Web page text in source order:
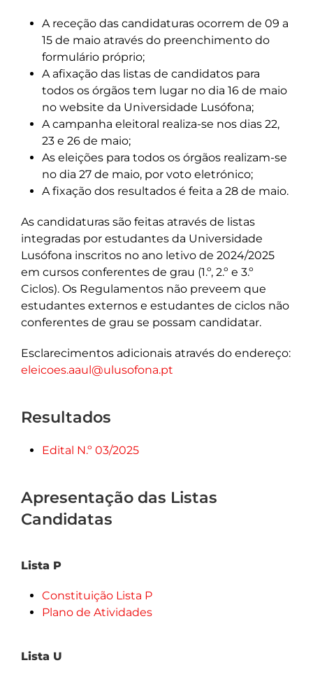
A receção das candidaturas ocorrem de 09 a
15 de maio através do preenchimento do
formulário próprio;
A afixação das listas de candidatos para
todos os órgãos tem lugar no dia 16 de maio
no website da Universidade Lusófona;
A campanha eleitoral realiza-se nos dias 22,
23 e 26 de maio;
As eleições para todos os órgãos realizam-se
no dia 27 de maio, por voto eletrónico;
A fixação dos resultados é feita a 28 de maio.
As candidaturas são feitas através de listas
integradas por estudantes da Universidade
Lusófona inscritos no ano letivo de 2024/2025
em cursos conferentes de grau (1.º, 2.º e 3.º
Ciclos). Os Regulamentos não preveem que
estudantes externos e estudantes de ciclos não
conferentes de grau se possam candidatar.
Esclarecimentos adicionais através do endereço:
eleicoes.aaul@ulusofona.pt
Resultados
Edital N.º 03/2025
Apresentação das Listas
Candidatas
Lista P
Constituição Lista P
Plano de Atividades
Lista U